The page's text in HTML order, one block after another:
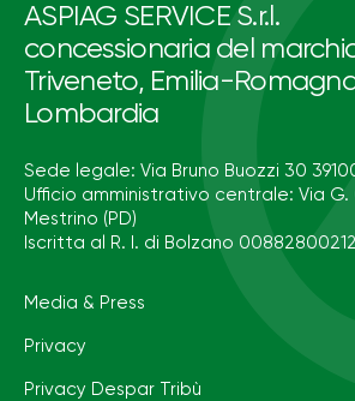
ASPIAG SERVICE S.r.l.
concessionaria del
Triveneto, Emilia-
Lombardia
Sede legale: Via Bruno Buozzi 30
Ufficio amministrativo centrale: Via G.
Mestrino (PD)
Iscritta al R. I. di Bolzano 00882800212
Media & Press
Privacy
Privacy Despar Tribù